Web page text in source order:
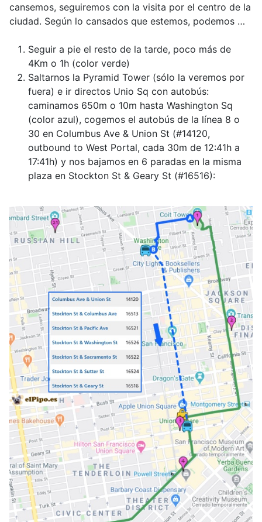
cansemos, seguiremos con la visita por el centro de la
ciudad. Según lo cansados que estemos, podemos …
Seguir a pie el resto de la tarde, poco más de
4Km o 1h (color verde)
Saltarnos la Pyramid Tower (sólo la veremos por
fuera) e ir directos Unio Sq con autobús:
caminamos 650m o 10m hasta Washington Sq
(color azul), cogemos el autobús de la línea 8 o
30 en Columbus Ave & Union St (#14120,
outbound to West Portal, cada 30m de 12:41h a
17:41h) y nos bajamos en 6 paradas en la misma
plaza en Stockton St & Geary St (#16516):